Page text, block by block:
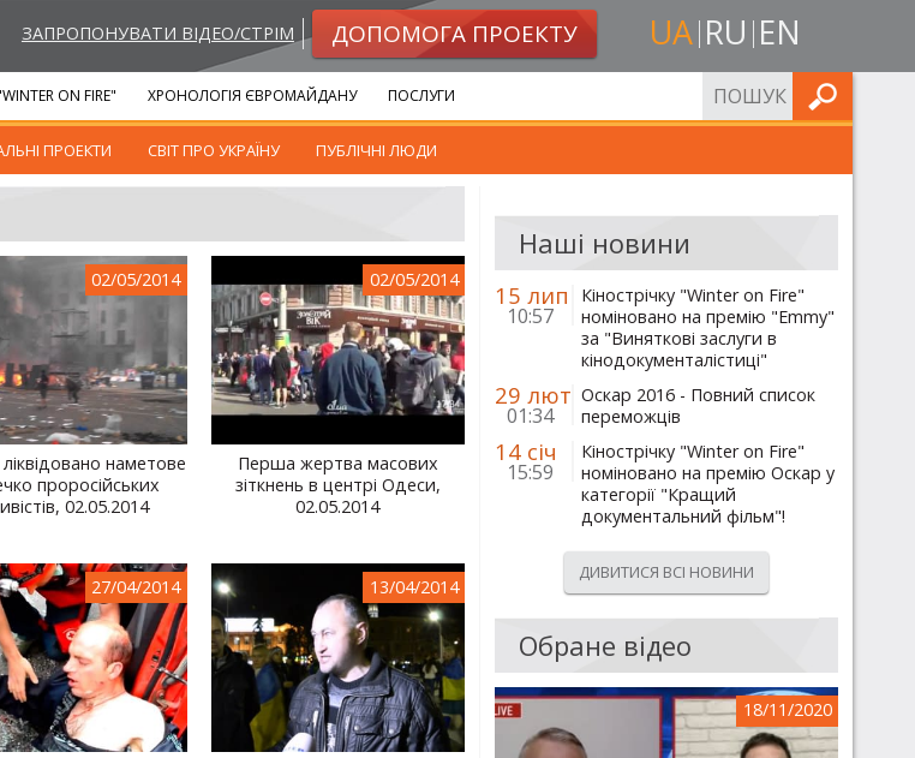
ЗАПРОПОНУВАТИ ВІДЕО/СТРІМ ДОПОМОГА ПРОЕКТУ UA RU EN
ПРОЕКТИ СВІТ ПРО УКРАЇНУ ПУБЛІЧНІ ЛЮДИ
ON FIRE" ХРОНОЛОГІЯ ЄВРОМАЙДАНУ ПОСЛУГИ ШУКАТИ
02/05/2014
наметове
проросійських
02.05.2014
02/05/2014
Перша жертва масових
зіткнень в центрі Одеси,
02.05.2014
27/04/2014 13/04/2014
Наші новини
15 лип
10:57
Кінострічку "Winter on Fire"
номіновано на премію "Emmy"
за "Виняткові заслуги в
кінодокументалістиці"
29 лют
01:34
Оскар 2016 - Повний список
переможців
14 січ
15:59
Кінострічку "Winter on Fire"
номіновано на премію Оскар у
категорії "Кращий
документальний фільм"!
ДИВИТИСЯ ВСІ НОВИНИ
Обране відео
18/11/2020